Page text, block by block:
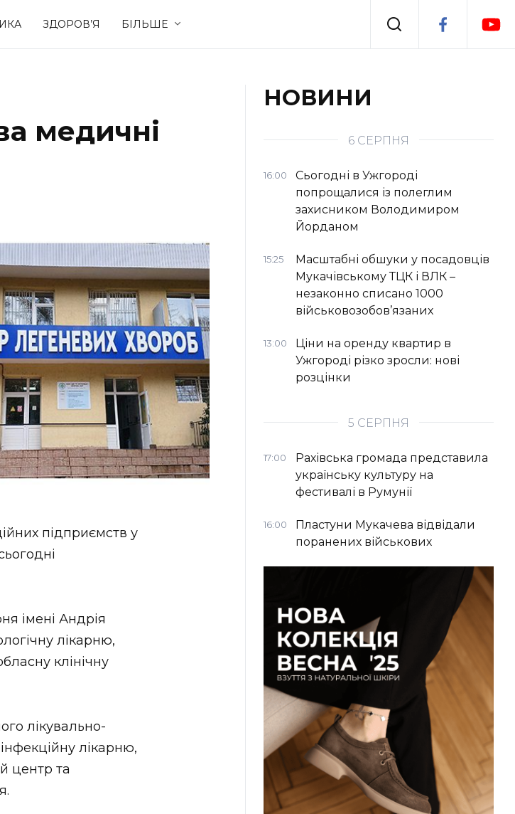
ЗДОРОВ’Я БІЛЬШЕ
Події
Стиль життя
медичні
підприємств у
імені Андрія
лікарню,
клінічну
лікувально-
лікарню,
центр та
НОВИНИ
6 СЕРПНЯ
16:00
Сьогодні в Ужгороді
попрощалися із полеглим
захисником Володимиром
Йорданом
15:25
Масштабні обшуки у посадовців
Мукачівському ТЦК і ВЛК –
незаконно списано 1000
військовозобов’язаних
13:00
Ціни на оренду квартир в
Ужгороді різко зросли: нові
розцінки
5 СЕРПНЯ
17:00
Рахівська громада представила
українську культуру на
фестивалі в Румунії
16:00
Пластуни Мукачева відвідали
поранених військових